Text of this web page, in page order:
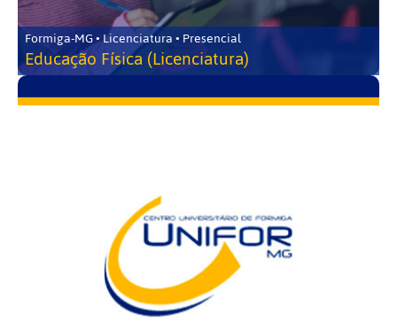
Formiga-MG • Licenciatura • Presencial
Educação Física (Licenciatura)